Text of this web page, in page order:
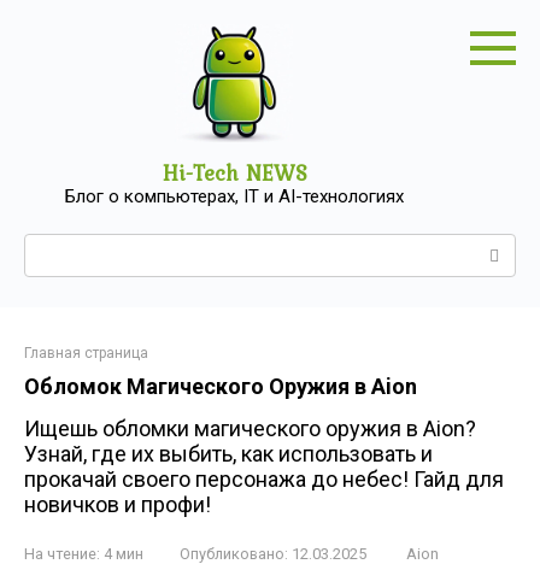
Hi-Tech NEWS
Блог о компьютерах, IT и AI-технологиях
Главная страница
Обломок Магического Оружия в Aion
Ищешь обломки магического оружия в Aion?
Узнай, где их выбить, как использовать и
прокачай своего персонажа до небес! Гайд для
новичков и профи!
На чтение: 4 мин Опубликовано: 12.03.2025
Aion